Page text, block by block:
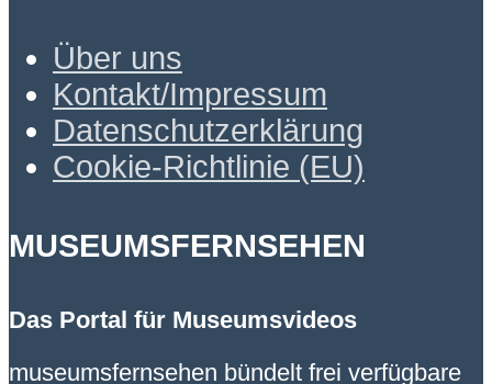
Über uns
Kontakt/Impressum
Datenschutzerklärung
Cookie-Richtlinie (EU)
MUSEUMSFERNSEHEN
Das Portal für Museumsvideos
museumsfernsehen bündelt frei verfügbare